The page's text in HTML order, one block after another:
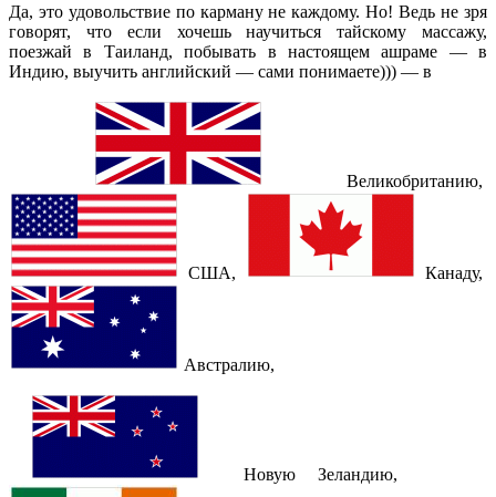
Да, это удовольствие по карману не каждому. Но! Ведь не зря
говорят, что если хочешь научиться тайскому массажу,
поезжай в Таиланд, побывать в настоящем ашраме — в
Индию, выучить английский — сами понимаете))) — в
Великобританию,
США, Канаду,
Австралию,
Новую Зеландию,